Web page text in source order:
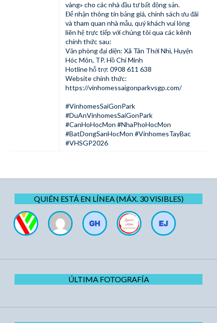
vàng» cho các nhà đầu tư bất động sản.
Để nhận thông tin bảng giá, chính sách ưu đãi
và tham quan nhà mẫu, quý khách vui lòng
liên hệ trực tiếp với chúng tôi qua các kênh
chính thức sau:
Văn phòng đại diện: Xã Tân Thới Nhì, Huyện
Hóc Môn, TP. Hồ Chí Minh
Hotline hỗ trợ: 0908 611 638
Website chính thức:
https://vinhomessaigonparkvsgp.com/
#VinhomesSaiGonPark
#DuAnVinhomesSaiGonPark
#CanHoHocMon #NhaPhoHocMon
#BatDongSanHocMon #VinhomesTayBac
#VHSGP2026
QUIÉN ESTÁ EN LÍNEA (MÁX. 30 VISIBLES)
ÚLTIMA FOTOGRAFÍA